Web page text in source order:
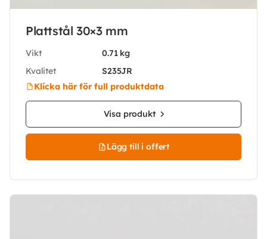
Plattstål 30×3 mm
Vikt
0.71 kg
Kvalitet
S235JR
Klicka här för full produktdata
Visa produkt
Lägg till i offert